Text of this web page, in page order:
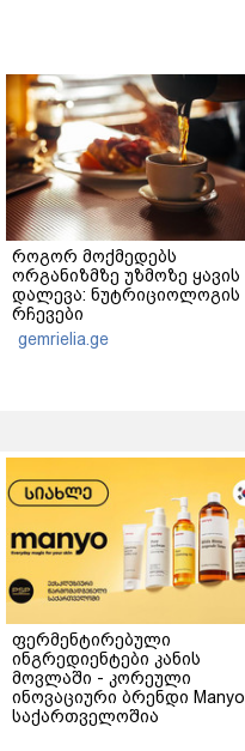
როგორ მოქმედებს
ორგანიზმზე უზმოზე ყავის
დალევა: ნუტრიციოლოგის
რჩევები
gemrielia.ge
ფერმენტირებული
ინგრედიენტები კანის
მოვლაში - კორეული
ინოვაციური ბრენდი Manyo
საქართველოშია